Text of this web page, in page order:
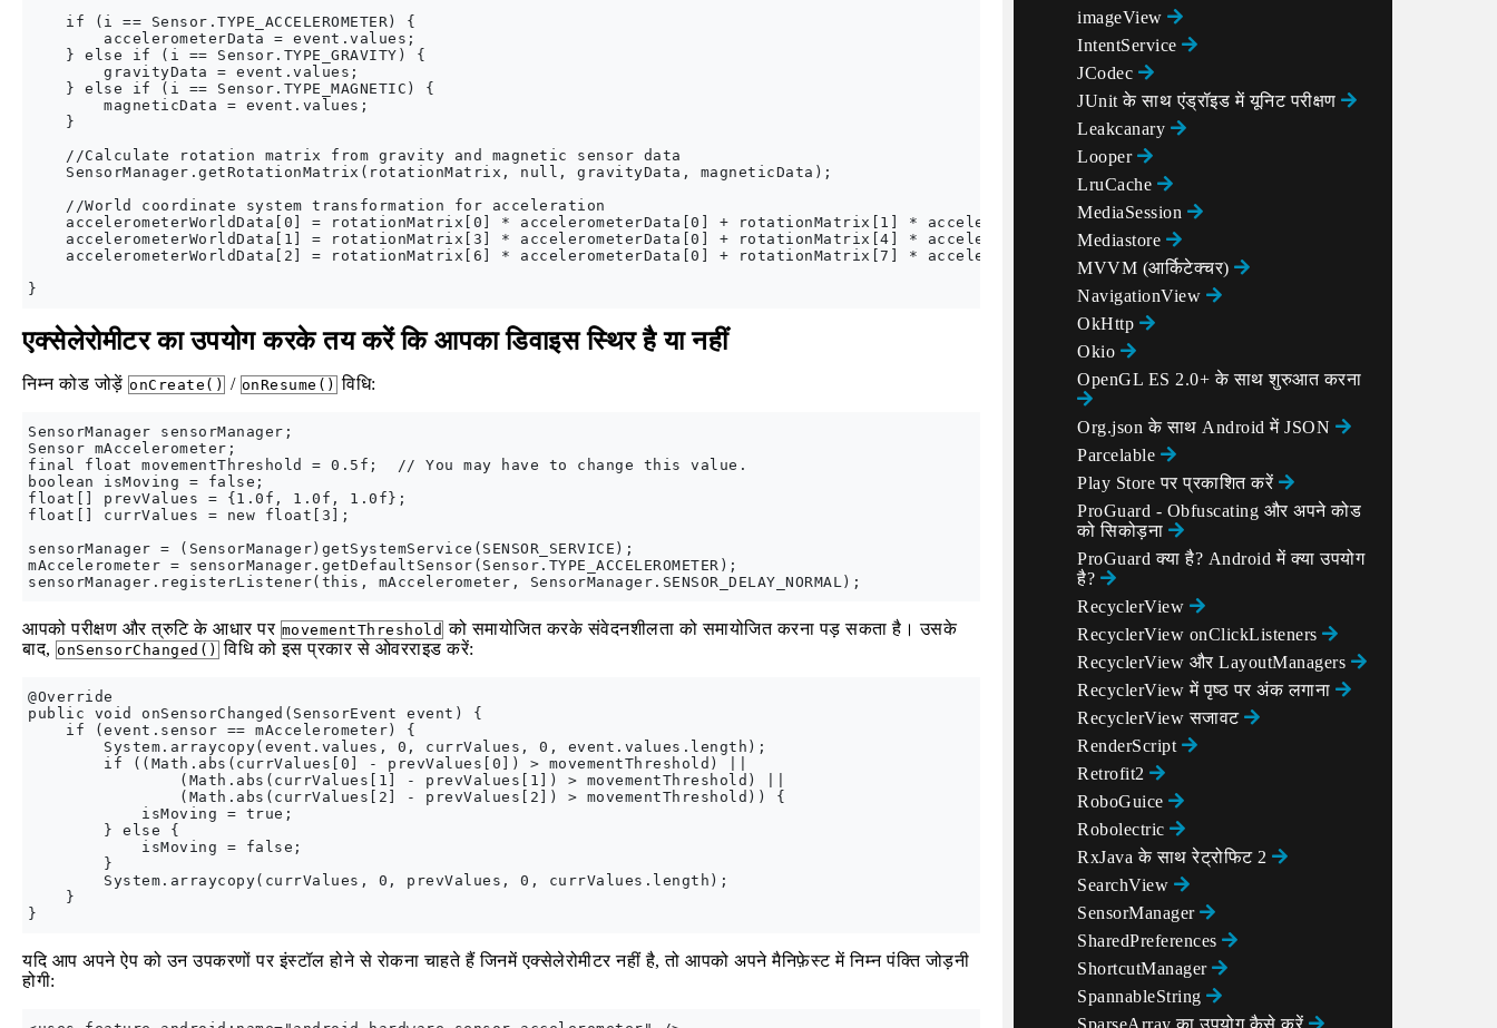
    if (i == Sensor.TYPE_ACCELEROMETER) {
        accelerometerData = event.values;
    } else if (i == Sensor.TYPE_GRAVITY) {
        gravityData = event.values;
    } else if (i == Sensor.TYPE_MAGNETIC) {
        magneticData = event.values;
    }
    //Calculate rotation matrix from gravity and magnetic sensor data
    SensorManager.getRotationMatrix(rotationMatrix, null, gravityData, magneticData);
    //World coordinate system transformation for acceleration
accelerometerWorldData[0] = rotationMatrix[0] * accelerometerData[0] + rotationMatrix[1] * accelerometerData[1] + rotationMatrix[2] *
accelerometerWorldData[1] = rotationMatrix[3] * accelerometerData[0] + rotationMatrix[4] * accelerometerData[1] + rotationMatrix[5] *
accelerometerWorldData[2] = rotationMatrix[6] * accelerometerData[0] + rotationMatrix[7] * accelerometerData[1] + rotationMatrix[8] *
एक्सेलेरोमीटर का उपयोग करके तय करें कि आपका डिवाइस स्थिर है या नहीं
निम्न कोड जोड़ें onCreate() / onResume() विधि:
SensorManager sensorManager;
Sensor mAccelerometer;
final float movementThreshold = 0.5f;  // You may have to change this value.
boolean isMoving = false;
float[] prevValues = {1.0f, 1.0f, 1.0f};
float[] currValues = new float[3];
sensorManager = (SensorManager)getSystemService(SENSOR_SERVICE);
mAccelerometer = sensorManager.getDefaultSensor(Sensor.TYPE_ACCELEROMETER);
आपको परीक्षण और त्रुटि के आधार पर movementThreshold को समायोजित करके संवेदनशीलता को समायोजित करना पड़ सकता है। उसके
बाद, onSensorChanged() विधि को इस प्रकार से ओवरराइड करें:
@Override
public void onSensorChanged(SensorEvent event) {
    if (event.sensor == mAccelerometer) {
        System.arraycopy(event.values, 0, currValues, 0, event.values.length);
        if ((Math.abs(currValues[0] - prevValues[0]) > movementThreshold) ||
                (Math.abs(currValues[1] - prevValues[1]) > movementThreshold) ||
                (Math.abs(currValues[2] - prevValues[2]) > movementThreshold)) {
            isMoving = true;
        } else {
            isMoving = false;
        }
        System.arraycopy(currValues, 0, prevValues, 0, currValues.length);
    }
यदि आप अपने ऐप को उन उपकरणों पर इंस्टॉल होने से रोकना चाहते हैं जिनमें एक्सेलेरोमीटर नहीं है, तो आपको अपने मैनिफ़ेस्ट में निम्न पंक्ति जोड़नी
होगी:
imageView
IntentService
JCodec
JUnit के साथ एंड्रॉइड में यूनिट परीक्षण
Leakcanary
Looper
LruCache
MediaSession
Mediastore
MVVM (आर्किटेक्चर)
NavigationView
OkHttp
Okio
OpenGL ES 2.0+ के साथ शुरुआत करना
Org.json के साथ Android में JSON
Parcelable
Play Store पर प्रकाशित करें
ProGuard - Obfuscating और अपने कोड
को सिकोड़ना
ProGuard क्या है? Android में क्या उपयोग
है?
RecyclerView
RecyclerView onClickListeners
RecyclerView और LayoutManagers
RecyclerView में पृष्ठ पर अंक लगाना
RecyclerView सजावट
RenderScript
Retrofit2
RoboGuice
Robolectric
RxJava के साथ रेट्रोफिट 2
SearchView
SensorManager
SharedPreferences
ShortcutManager
SpannableString
SparseArray का उपयोग कैसे करें